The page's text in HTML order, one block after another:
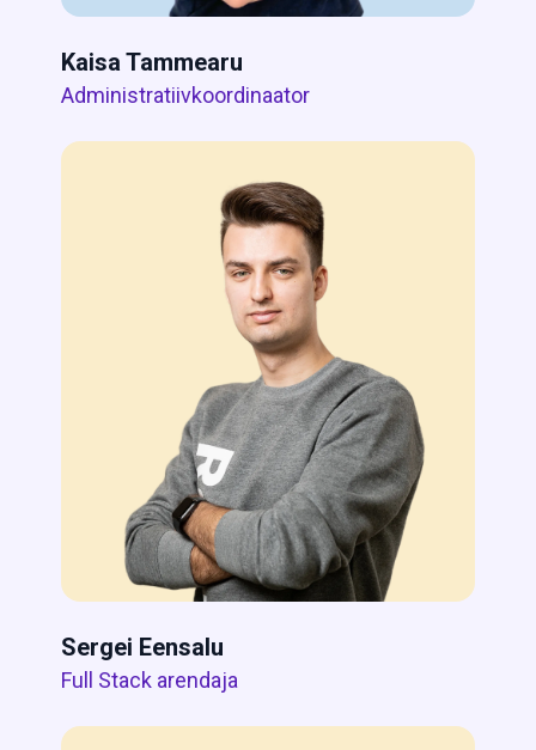
Kaisa Tammearu
Administratiivkoordinaator
Sergei Eensalu
Full Stack arendaja